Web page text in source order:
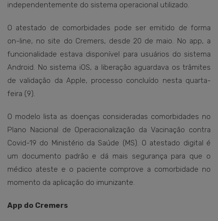
independentemente do sistema operacional utilizado.
O atestado de comorbidades pode ser emitido de forma
on-line, no site do Cremers, desde 20 de maio. No app, a
funcionalidade estava disponível para usuários do sistema
Android. No sistema iOS, a liberação aguardava os trâmites
de validação da Apple, processo concluído nesta quarta-
feira (9).
O modelo lista as doenças consideradas comorbidades no
Plano Nacional de Operacionalização da Vacinação contra
Covid-19 do Ministério da Saúde (MS). O atestado digital é
um documento padrão e dá mais segurança para que o
médico ateste e o paciente comprove a comorbidade no
momento da aplicação do imunizante.
App do Cremers